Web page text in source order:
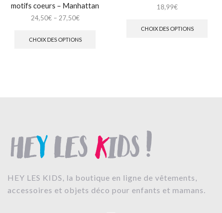
motifs coeurs – Manhattan
24,50€ – 27,50€
CHOIX DES OPTIONS
18,99€
CHOIX DES OPTIONS
HEY LES KIDS, la boutique en ligne de vêtements,
accessoires et objets déco pour enfants et mamans.